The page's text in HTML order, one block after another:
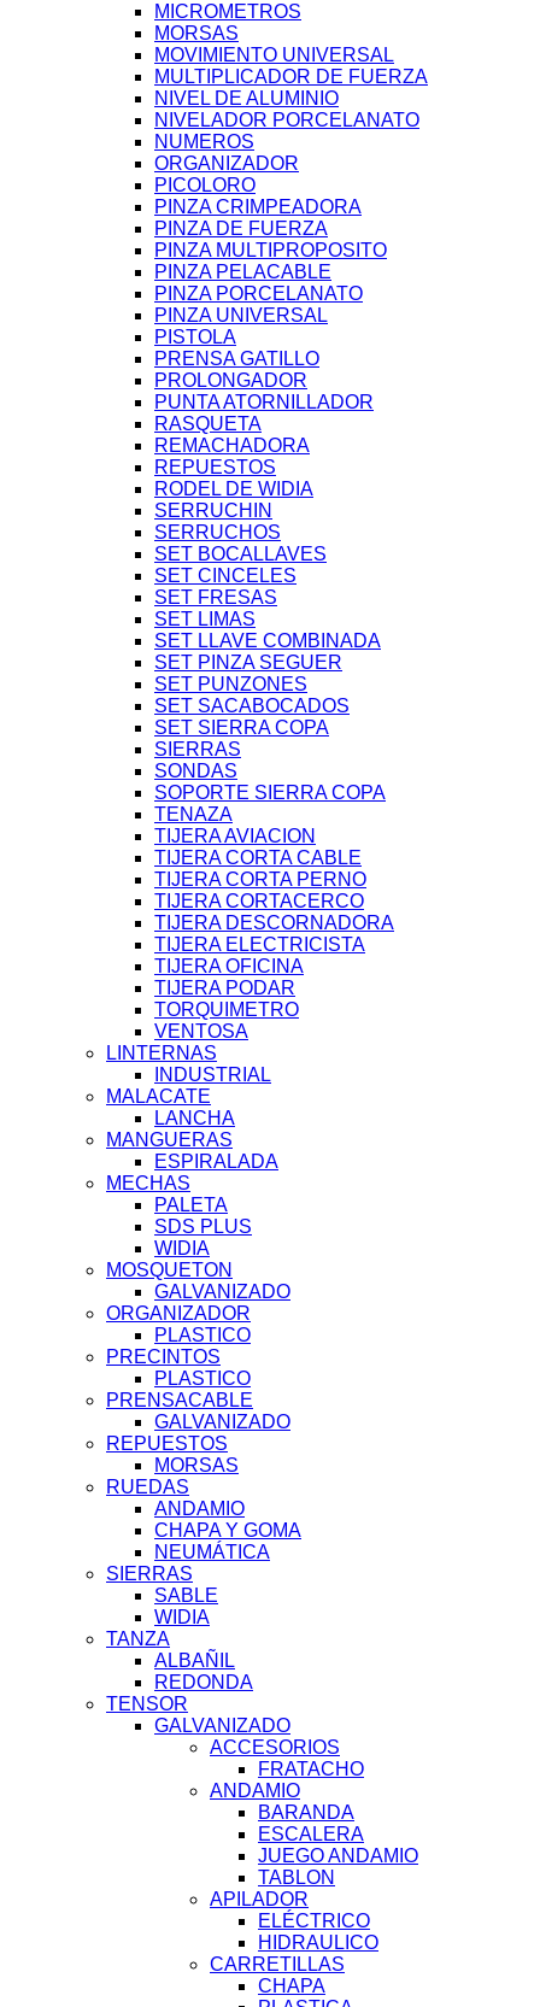
MICROMETROS
MORSAS
MOVIMIENTO UNIVERSAL
MULTIPLICADOR DE FUERZA
NIVEL DE ALUMINIO
NIVELADOR PORCELANATO
NUMEROS
ORGANIZADOR
PICOLORO
PINZA CRIMPEADORA
PINZA DE FUERZA
PINZA MULTIPROPOSITO
PINZA PELACABLE
PINZA PORCELANATO
PINZA UNIVERSAL
PISTOLA
PRENSA GATILLO
PROLONGADOR
PUNTA ATORNILLADOR
RASQUETA
REMACHADORA
REPUESTOS
RODEL DE WIDIA
SERRUCHIN
SERRUCHOS
SET BOCALLAVES
SET CINCELES
SET FRESAS
SET LIMAS
SET LLAVE COMBINADA
SET PINZA SEGUER
SET PUNZONES
SET SACABOCADOS
SET SIERRA COPA
SIERRAS
SONDAS
SOPORTE SIERRA COPA
TENAZA
TIJERA AVIACION
TIJERA CORTA CABLE
TIJERA CORTA PERNO
TIJERA CORTACERCO
TIJERA DESCORNADORA
TIJERA ELECTRICISTA
TIJERA OFICINA
TIJERA PODAR
TORQUIMETRO
VENTOSA
LINTERNAS
INDUSTRIAL
MALACATE
LANCHA
MANGUERAS
ESPIRALADA
MECHAS
PALETA
SDS PLUS
WIDIA
MOSQUETON
GALVANIZADO
ORGANIZADOR
PLASTICO
PRECINTOS
PLASTICO
PRENSACABLE
GALVANIZADO
REPUESTOS
MORSAS
RUEDAS
ANDAMIO
CHAPA Y GOMA
NEUMÁTICA
SIERRAS
SABLE
WIDIA
TANZA
ALBAÑIL
REDONDA
TENSOR
GALVANIZADO
ACCESORIOS
FRATACHO
ANDAMIO
BARANDA
ESCALERA
JUEGO ANDAMIO
TABLON
APILADOR
ELÉCTRICO
HIDRAULICO
CARRETILLAS
CHAPA